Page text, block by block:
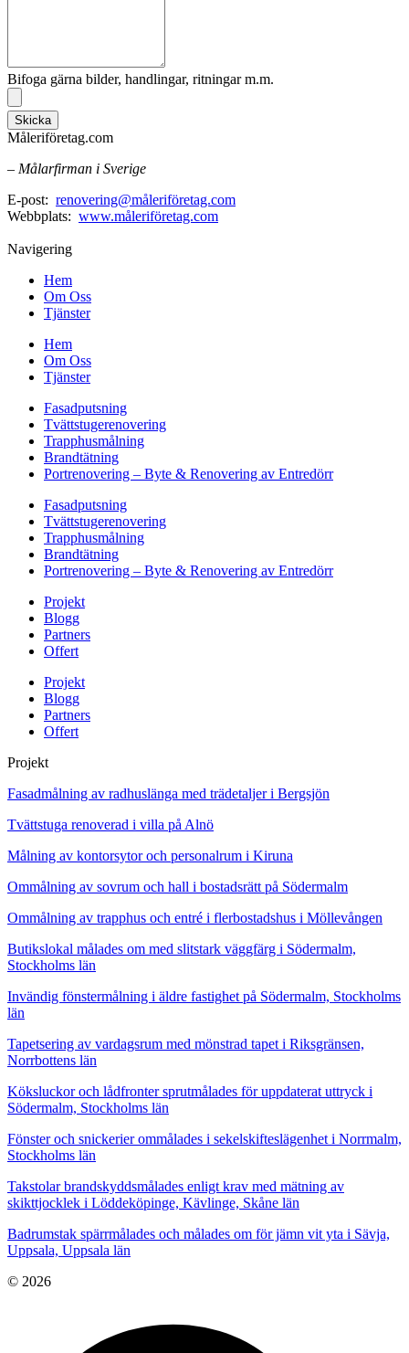
Bifoga gärna bilder, handlingar, ritningar m.m.
Skicka
Måleriföretag.com
– Målarfirman i Sverige
E-post: renovering@måleriföretag.com
Webbplats: www.måleriföretag.com
Navigering
Hem
Om Oss
Tjänster
Hem
Om Oss
Tjänster
Fasadputsning
Tvättstugerenovering
Trapphusmålning
Brandtätning
Portrenovering – Byte & Renovering av Entredörr
Fasadputsning
Tvättstugerenovering
Trapphusmålning
Brandtätning
Portrenovering – Byte & Renovering av Entredörr
Projekt
Blogg
Partners
Offert
Projekt
Blogg
Partners
Offert
Projekt
Fasadmålning av radhuslänga med trädetaljer i Bergsjön
Tvättstuga renoverad i villa på Alnö
Målning av kontorsytor och personalrum i Kiruna
Ommålning av sovrum och hall i bostadsrätt på Södermalm
Ommålning av trapphus och entré i flerbostadshus i Möllevången
Butikslokal målades om med slitstark väggfärg i Södermalm,
Stockholms län
Invändig fönstermålning i äldre fastighet på Södermalm, Stockholms
län
Tapetsering av vardagsrum med mönstrad tapet i Riksgränsen,
Norrbottens län
Köksluckor och lådfronter sprutmålades för uppdaterat uttryck i
Södermalm, Stockholms län
Fönster och snickerier ommålades i sekelskifteslägenhet i Norrmalm,
Stockholms län
Takstolar brandskyddsmålades enligt krav med mätning av
skikttjocklek i Löddeköpinge, Kävlinge, Skåne län
Badrumstak spärrmålades och målades om för jämn vit yta i Sävja,
Uppsala, Uppsala län
© 2026